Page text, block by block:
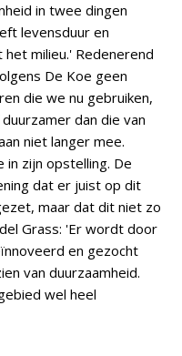
in twee dingen
levensduur en
milieu.' Redenerend
De Koe geen
die we nu gebruiken,
dan die van
niet langer mee.
in zijn opstelling. De
dat er juist op dit
maar dat dit niet zo
Grass: 'Er wordt door
en gezocht
van duurzaamheid.
wel heel